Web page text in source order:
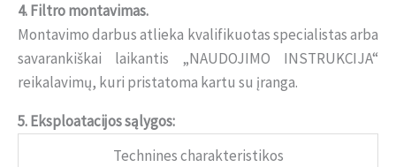
4. Filtro montavimas.
Montavimo darbus atlieka kvalifikuotas specialistas arba
savarankiškai laikantis „NAUDOJIMO INSTRUKCIJA“
reikalavimų, kuri pristatoma kartu su įranga.
5. Eksploatacijos sąlygos:
Technines charakteristikos